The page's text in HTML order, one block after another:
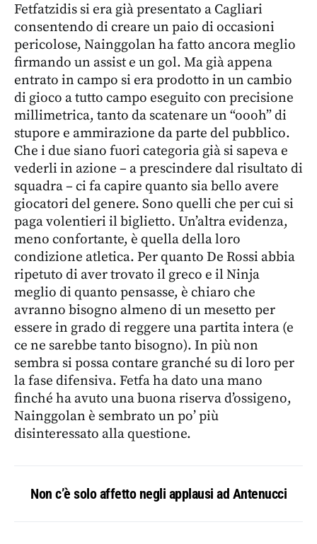
Fetfatzidis si era già presentato a Cagliari
consentendo di creare un paio di occasioni
pericolose, Nainggolan ha fatto ancora meglio
firmando un assist e un gol. Ma già appena
entrato in campo si era prodotto in un cambio
di gioco a tutto campo eseguito con precisione
millimetrica, tanto da scatenare un “oooh” di
stupore e ammirazione da parte del pubblico.
Che i due siano fuori categoria già si sapeva e
vederli in azione – a prescindere dal risultato di
squadra – ci fa capire quanto sia bello avere
giocatori del genere. Sono quelli che per cui si
paga volentieri il biglietto. Un’altra evidenza,
meno confortante, è quella della loro
condizione atletica. Per quanto De Rossi abbia
ripetuto di aver trovato il greco e il Ninja
meglio di quanto pensasse, è chiaro che
avranno bisogno almeno di un mesetto per
essere in grado di reggere una partita intera (e
ce ne sarebbe tanto bisogno). In più non
sembra si possa contare granché su di loro per
la fase difensiva. Fetfa ha dato una mano
finché ha avuto una buona riserva d’ossigeno,
Nainggolan è sembrato un po’ più
disinteressato alla questione.
Non c’è solo affetto negli applausi ad Antenucci